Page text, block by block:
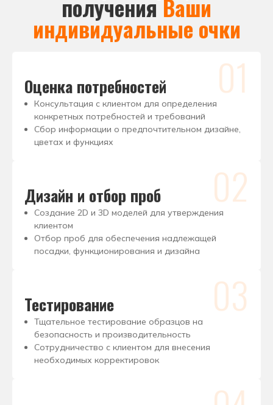
полученияВаши
индивидуальные очки
01
Оценка потребностей
Консультация с клиентом для определения
конкретных потребностей и требований
Сбор информации о предпочтительном дизайне,
цветах и функциях
02
Дизайн и отбор проб
Создание 2D и 3D моделей для утверждения
клиентом
Отбор проб для обеспечения надлежащей
посадки, функционирования и дизайна
03
Тестирование
Тщательное тестирование образцов на
безопасность и производительность
Сотрудничество с клиентом для внесения
необходимых корректировок